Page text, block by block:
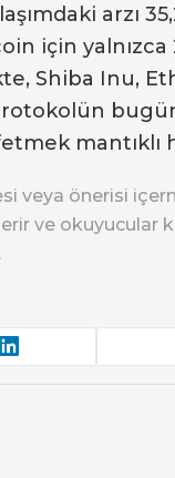
arzı
için
Shiba Inu,
mantıklı
veya önerisi
ve okuyucular